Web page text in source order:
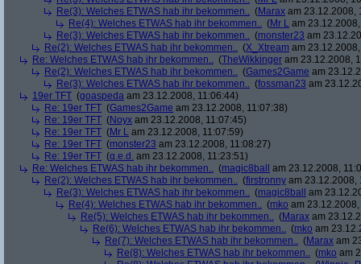
Re(3): Welches ETWAS hab ihr bekommen.. (Marax am 23.12.2008,
Re(4): Welches ETWAS hab ihr bekommen.. (Mr L am
Re(3): Welches ETWAS hab ihr bekommen.. (monster23 am
Re(2): Welches ETWAS hab ihr bekommen.. (X_Xtream am
Re: Welches ETWAS hab ihr bekommen.. (TheWikkinger am 23.12.2008,
Re(2): Welches ETWAS hab ihr bekommen.. (Games2Game am
Re(3): Welches ETWAS hab ihr bekommen.. (fossman23 am
19er TFT (goaspeda am 23.12.2008, 11:06:44)
Re: 19er TFT (Games2Game am 23.12.2008, 11:07:38)
Re: 19er TFT (Noyx am 23.12.2008, 11:07:45)
Re: 19er TFT (Mr L am 23.12.2008, 11:07:59)
Re: 19er TFT (monster23 am 23.12.2008, 11:08:27)
Re: 19er TFT (q.e.d. am 23.12.2008, 11:23:51)
Re: Welches ETWAS hab ihr bekommen.. (magic8ball
am 23.12.2008,
Re(2): Welches ETWAS hab ihr bekommen.. (firstronny am 23.12.2008,
Re(3): Welches ETWAS hab ihr bekommen.. (magic8ball
am
Re(4): Welches ETWAS hab ihr bekommen.. (mko am
Re(5): Welches ETWAS hab ihr bekommen.. (Marax am
Re(6): Welches ETWAS hab ihr bekommen.. (mko am
Re(7): Welches ETWAS hab ihr bekommen.. (Marax am
Re(8): Welches ETWAS hab ihr bekommen.. (mko am